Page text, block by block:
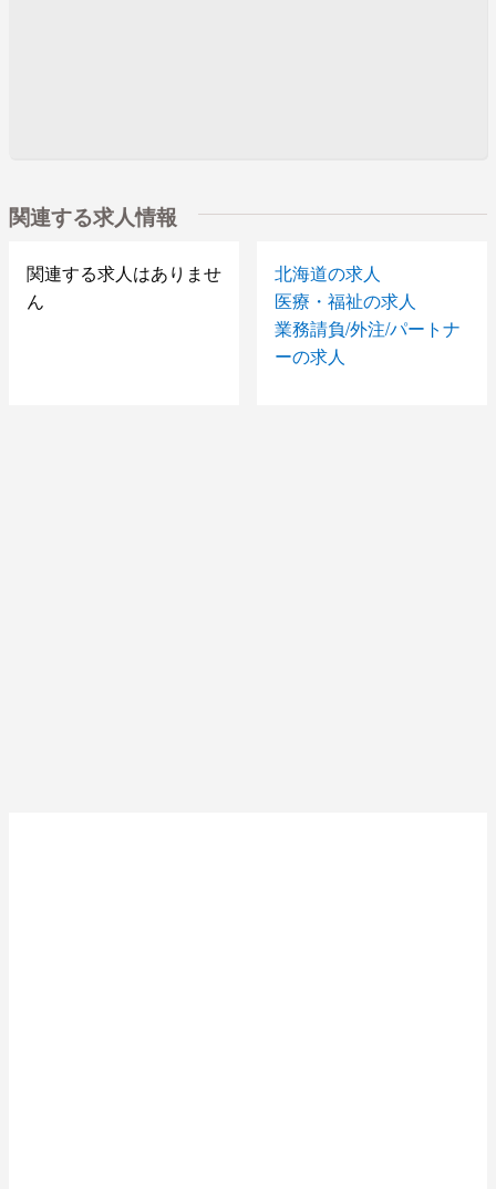
関連する求人情報
関連する求人はありませ
ん
北海道の求人
医療・福祉の求人
業務請負/外注/パートナ
ーの求人